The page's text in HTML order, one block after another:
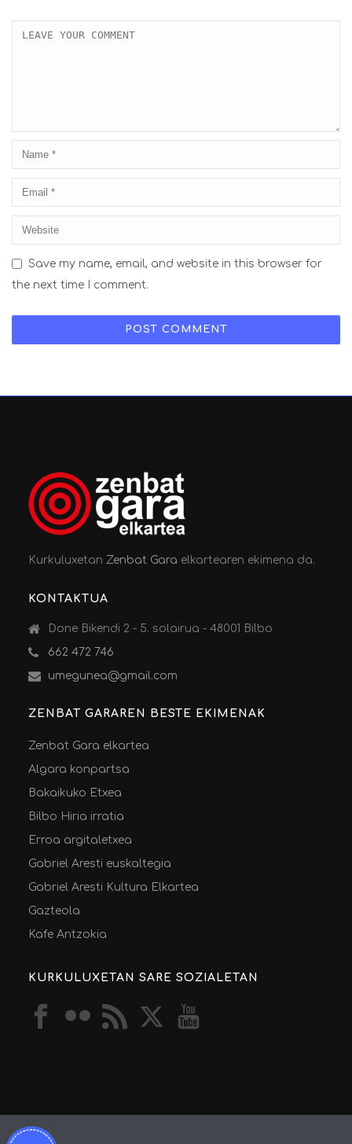
Save my name, email, and website in this browser for
the next time I comment.
KurkuluxetanZenbat Gara elkartearen ekimena da.
KONTAKTUA
Done Bikendi 2 - 5. solairua - 48001 Bilbo
662 472 746
umegunea@gmail.com
ZENBAT GARAREN BESTE EKIMENAK
Zenbat Gara elkartea
Algara konpartsa
Bakaikuko Etxea
Bilbo Hiria irratia
Erroa argitaletxea
Gabriel Aresti euskaltegia
Gabriel Aresti Kultura Elkartea
Gazteola
Kafe Antzokia
KURKULUXETAN SARE SOZIALETAN